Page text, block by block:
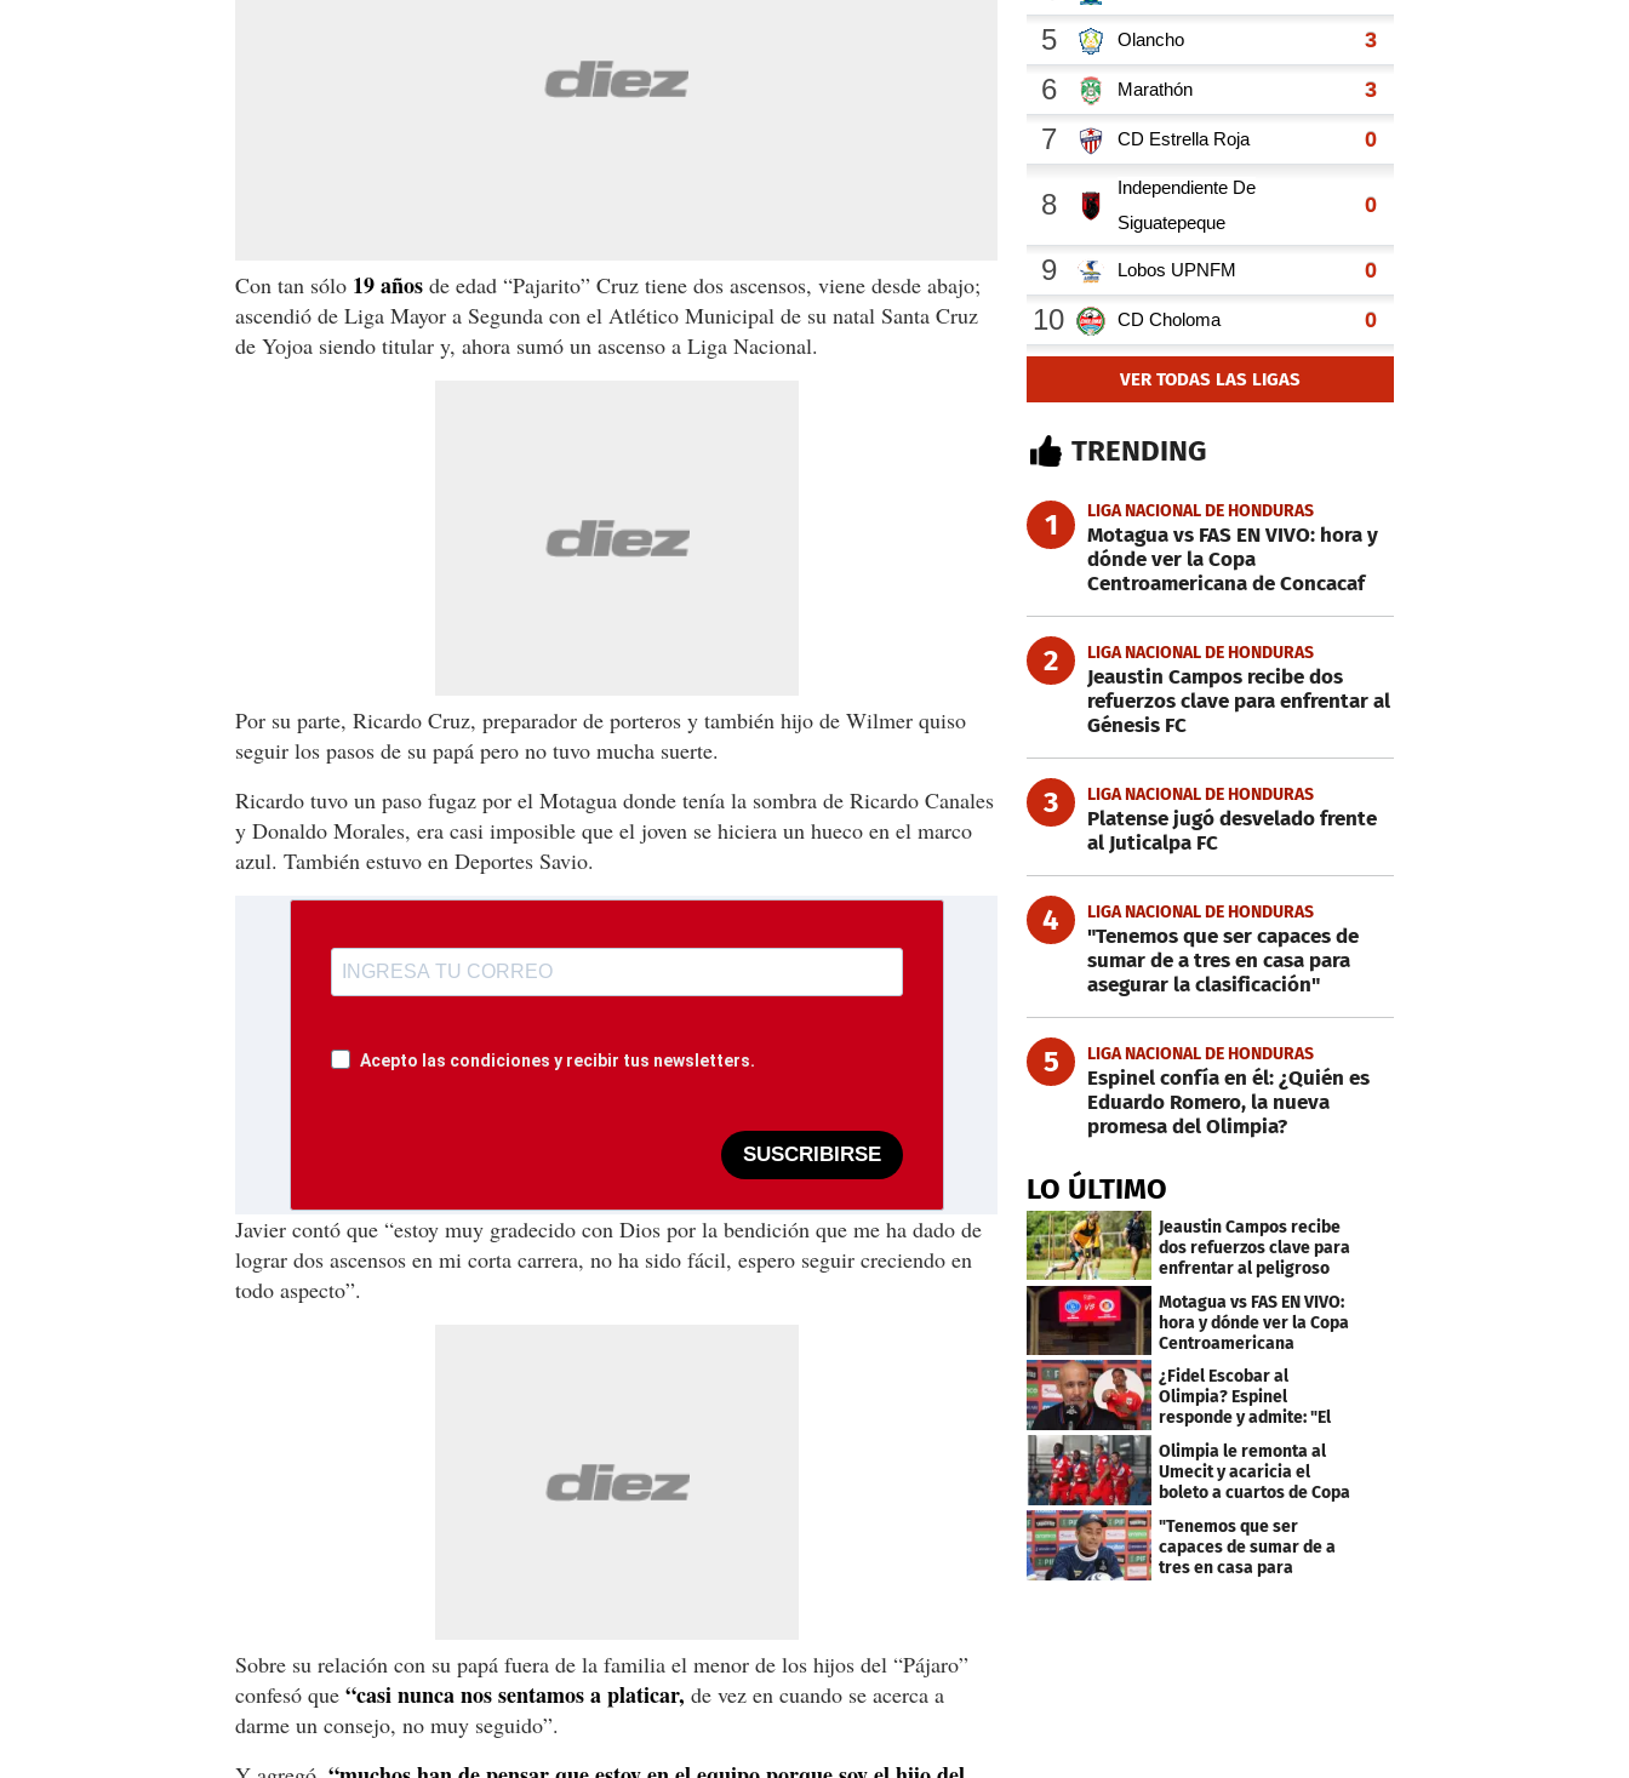
Con tan sólo 19 años de edad “Pajarito” Cruz tiene dos ascensos, viene desde abajo;
ascendió de Liga Mayor a Segunda con el Atlético Municipal de su natal Santa Cruz
de Yojoa siendo titular y, ahora sumó un ascenso a Liga Nacional.
Por su parte, Ricardo Cruz, preparador de porteros y también hijo de Wilmer quiso
seguir los pasos de su papá pero no tuvo mucha suerte.
Ricardo tuvo un paso fugaz por el Motagua donde tenía la sombra de Ricardo Canales
y Donaldo Morales, era casi imposible que el joven se hiciera un hueco en el marco
azul. También estuvo en Deportes Savio.
Acepto las condiciones y recibir tus newsletters.
SUSCRIBIRSE
Javier contó que “estoy muy gradecido con Dios por la bendición que me ha dado de
lograr dos ascensos en mi corta carrera, no ha sido fácil, espero seguir creciendo en
todo aspecto”.
Sobre su relación con su papá fuera de la familia el menor de los hijos del “Pájaro”
confesó que “casi nunca nos sentamos a platicar, de vez en cuando se acerca a
darme un consejo, no muy seguido”.
VER TODAS LAS LIGAS
TRENDING
1 LIGA NACIONAL DE HONDURAS
Motagua vs FAS EN VIVO: hora y
dónde ver la Copa
Centroamericana de Concacaf
2 LIGA NACIONAL DE HONDURAS
Jeaustin Campos recibe dos
refuerzos clave para enfrentar al
Génesis FC
3 LIGA NACIONAL DE HONDURAS
Platense jugó desvelado frente
al Juticalpa FC
4 LIGA NACIONAL DE HONDURAS
"Tenemos que ser capaces de
sumar de a tres en casa para
asegurar la clasificación"
5 LIGA NACIONAL DE HONDURAS
Espinel confía en él: ¿Quién es
Eduardo Romero, la nueva
promesa del Olimpia?
LO ÚLTIMO
Jeaustin Campos recibe
dos refuerzos clave para
enfrentar al peligroso
Motagua vs FAS EN VIVO:
hora y dónde ver la Copa
Centroamericana
¿Fidel Escobar al
Olimpia? Espinel
responde y admite: "El
resultado fue corto"
Olimpia le remonta al
Umecit y acaricia el
boleto a cuartos de Copa
"Tenemos que ser
capaces de sumar de a
tres en casa para